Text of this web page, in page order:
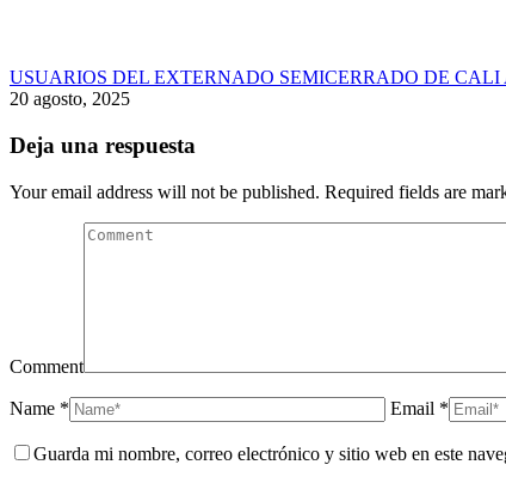
USUARIOS DEL EXTERNADO SEMICERRADO DE
20 agosto, 2025
Deja una respuesta
Your email address will not be published. Required fields are
Comment
Name * Email *
Guarda mi nombre, correo electrónico y sitio web en este